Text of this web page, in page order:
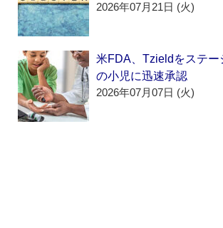
2026年07月21日 (火)
米FDA、Tzieldをステー
の小児に迅速承認
2026年07月07日 (火)